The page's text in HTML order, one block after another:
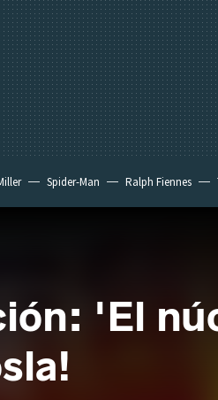
Spider-Man Ralph Fiennes
'El